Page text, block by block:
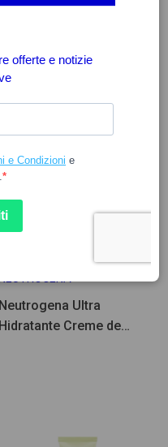
Neutrogena Ultra
Hidratante Creme de